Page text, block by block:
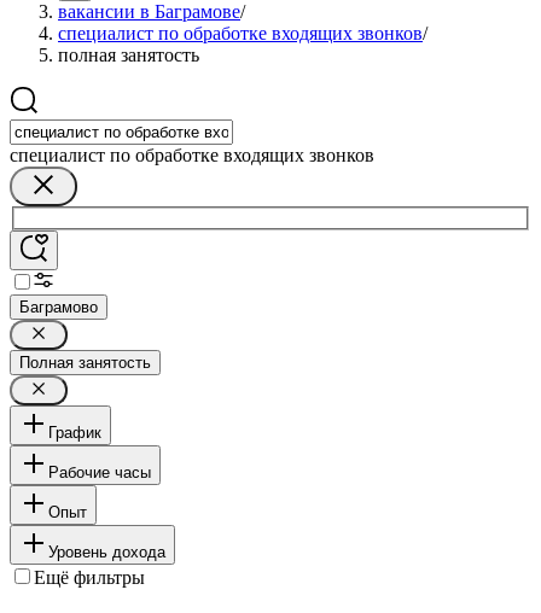
вакансии в Баграмове/
специалист по обработке входящих звонков/
полная занятость
специалист по обработке входящих звонков
Баграмово
Полная занятость
График
Рабочие часы
Опыт
Уровень дохода
Ещё фильтры